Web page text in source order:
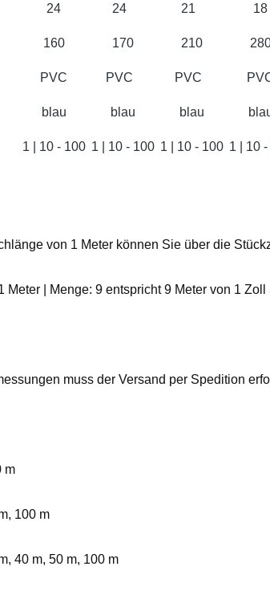
24 24 21 18
160 170 210
PVC PVC PVC
blau blau blau
1 | 10 - 100 1 | 10 - 100 1 | 10 - 100 1 | 10
von 1 Meter können Sie über die
Meter | Menge: 9 entspricht 9 Meter von 1 Zoll
muss der Versand per Spedition
m
100 m
40 m, 50 m, 100 m